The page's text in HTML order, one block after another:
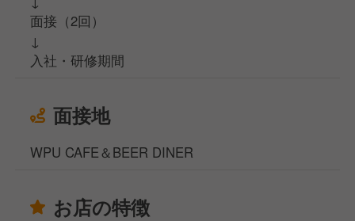
面接（2回）
↓
入社・研修期間
面接地
WPU CAFE＆BEER DINER
お店の特徴